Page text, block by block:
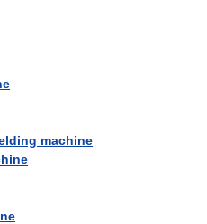
machine